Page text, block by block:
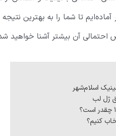
تا شما را به بهترین
آن بیشتر آشنا خواهید
اسلام‌شهر
ژل لب
کنیم؟